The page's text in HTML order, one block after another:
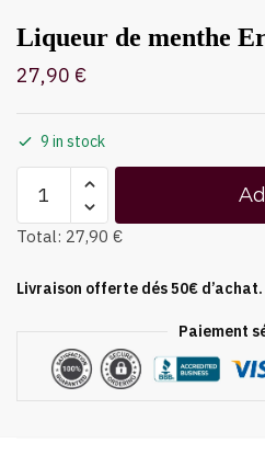
Liqueur de menthe
27,90 €
9 in stock
Total: 27,90 €
Livraison offerte dés 50€ d’achat.
Paiement